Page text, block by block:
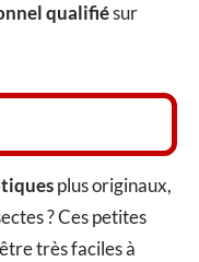
qualifiésur
plus originaux,
? Ces petites
très faciles à